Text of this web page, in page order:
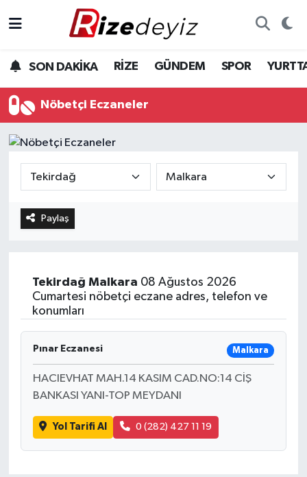
SON DAKİKA RİZE GÜNDEM SPOR
Nöbetçi Eczaneler
Paylaş
Tekirdağ Malkara 08 Ağustos 2026
Cumartesi nöbetçi eczane adres, telefon ve
konumları
Pınar Eczanesi Malkara
HACIEVHAT MAH.14 KASIM CAD.NO:14 CİŞ
BANKASI YANI-TOP MEYDANI
Yol Tarifi Al 0 (282) 427 11 19
Gündem
Yurttan Haberler
Teknoloji
Sağlık
Rize Hava Durumu
Rize Trafik Yoğunluk Haritası
Tüm Manşetler
Son Dakika Haberleri